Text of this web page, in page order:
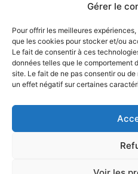
Gérer le
Pour offrir les meilleures
que les cookies pour stocker et/ou
Le fait de consentir à ces
données telles que le comportement
site. Le fait de ne pas consentir ou
un effet négatif sur certaines